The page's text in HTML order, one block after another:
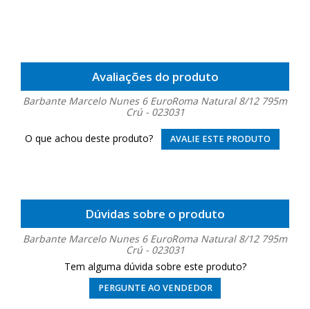
Avaliações do produto
Barbante Marcelo Nunes 6 EuroRoma Natural 8/12 795m
Crú - 023031
O que achou deste produto?
AVALIE ESTE PRODUTO
Dúvidas sobre o produto
Barbante Marcelo Nunes 6 EuroRoma Natural 8/12 795m
Crú - 023031
Tem alguma dúvida sobre este produto?
PERGUNTE AO VENDEDOR